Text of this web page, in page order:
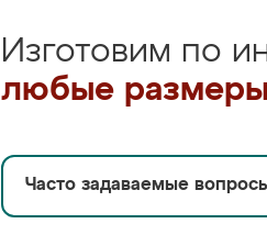
Изготовим по
любые
Часто задаваемые